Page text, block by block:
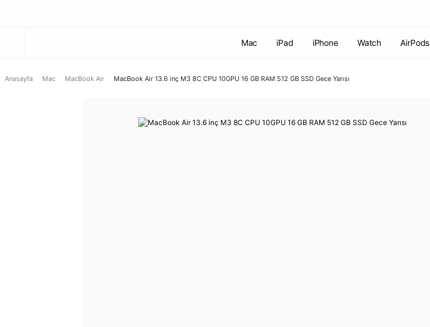
Mac iPad iPhone Watch AirPods
Anasayfa Mac MacBook Air MacBook Air 13.6 inç M3 8C CPU 10GPU 16 GB RAM 512 GB SSD Gece Yarısı